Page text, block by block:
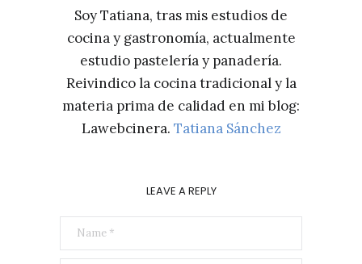
Soy Tatiana, tras mis estudios de
cocina y gastronomía, actualmente
estudio pastelería y panadería.
Reivindico la cocina tradicional y la
materia prima de calidad en mi blog:
Lawebcinera. Tatiana Sánchez
LEAVE A REPLY